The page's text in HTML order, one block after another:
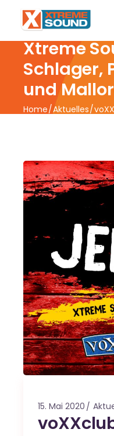
Xtreme
Schlager,
und
Home Aktuelles
15. Mai 2020